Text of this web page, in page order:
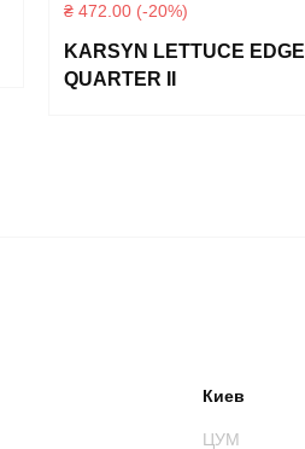
₴ 472.00 (-20%)
KARSYN LETTUCE EDGE
QUARTER II
Киев
ЦУМ